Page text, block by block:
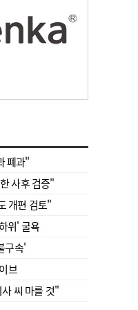
폐과"
사후 검증"
개편 검토"
위' 굴욕
구속'
브
씨 마를 것"